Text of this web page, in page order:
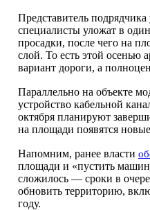
Представитель
специалисты уложат в
просадки, после чего на
слой. То есть этой осенью
вариант дороги, а
Параллельно на объекте
устройство кабельной
октября планируют
на площади появятся
Напомним, ранее власти
площади и «пустить
сложилось — сроки в
обновить территорию,
году.